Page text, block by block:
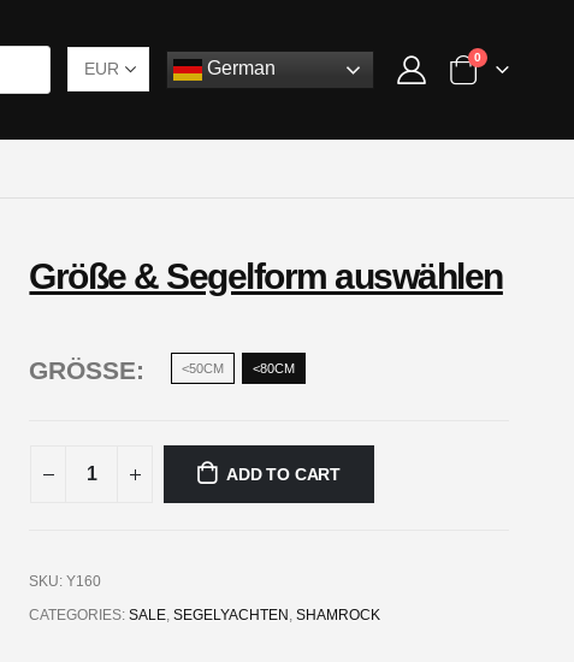
German
0
Größe & Segelform auswählen
GRÖSSE <50CM <80CM
ADD TO CART
SKU:Y160
CATEGORIES:SALE ,SEGELYACHTEN ,SHAMROCK